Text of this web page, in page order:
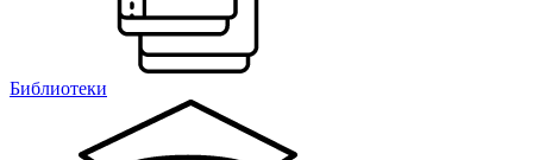
Библиотеки